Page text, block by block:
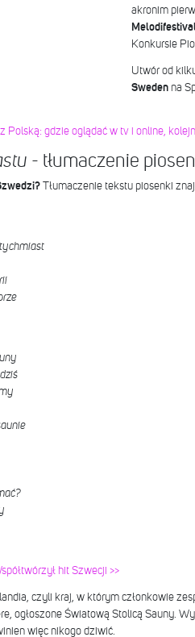
akronim
Konkursie
Utwór od
Swedenna
gdzie oglądać w tv i online,
- tłumaczenie
Tłumaczenie tekstu piosenki
hit Szwecji >>
czyli kraj, w którym członkowie
ogłoszone Światową Stolicą Sauny.
więc nikogo dziwić.